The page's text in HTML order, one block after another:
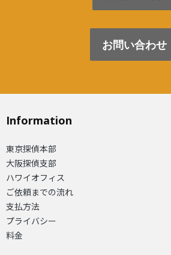
お問い合わせ
Information
東京探偵本部
大阪探偵支部
ハワイオフィス
ご依頼までの流れ
支払方法
プライバシー
料金